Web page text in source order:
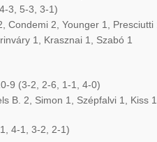
3, 5-3, 3-1)
2, Younger 1, Presciutti
1, Krasznai 1, Szabó 1
9 (3-2, 2-6, 1-1, 4-0)
B. 2, Simon 1, Szépfalvi 1, Kiss
4-1, 3-2, 2-1)